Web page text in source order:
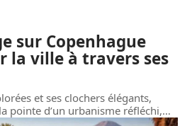
sur Copenhague
la ville à travers ses
et ses clochers élégants,
pointe d’un urbanisme réfléchi,…